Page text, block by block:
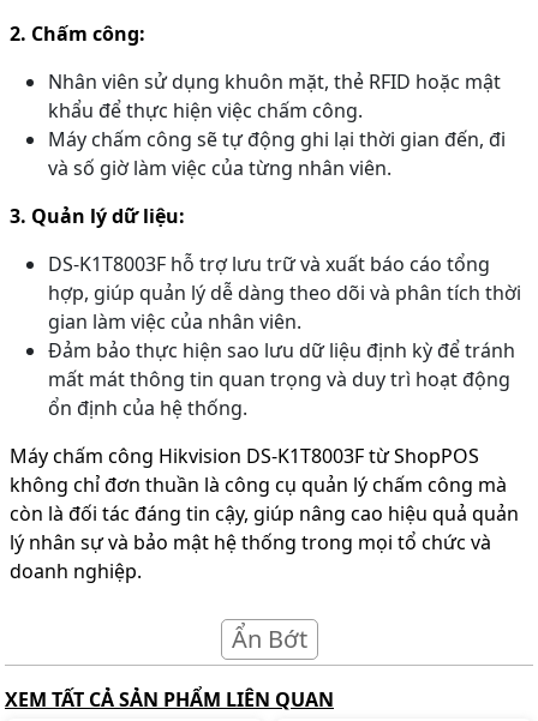
2. Chấm công:
Nhân viên sử dụng khuôn mặt, thẻ RFID hoặc mật
khẩu để thực hiện việc chấm công.
Máy chấm công sẽ tự động ghi lại thời gian đến, đi
và số giờ làm việc của từng nhân viên.
3. Quản lý dữ liệu:
DS-K1T8003F hỗ trợ lưu trữ và xuất báo cáo tổng
hợp, giúp quản lý dễ dàng theo dõi và phân tích thời
gian làm việc của nhân viên.
Đảm bảo thực hiện sao lưu dữ liệu định kỳ để tránh
mất mát thông tin quan trọng và duy trì hoạt động
ổn định của hệ thống.
Máy chấm công Hikvision DS-K1T8003F từ ShopPOS
không chỉ đơn thuần là công cụ quản lý chấm công mà
còn là đối tác đáng tin cậy, giúp nâng cao hiệu quả quản
lý nhân sự và bảo mật hệ thống trong mọi tổ chức và
doanh nghiệp.
Ẩn Bớt
XEM TẤT CẢ SẢN PHẨM LIÊN QUAN